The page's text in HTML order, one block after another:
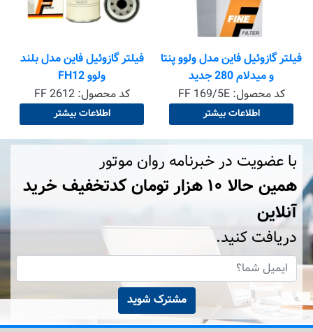
فیلتر گازوئیل فاین مدل ولوو پنتا
و میدلام 280 جدید
کد محصول:FF 169/5E
اطلاعات بیشتر
فیلتر گازوئیل فاین مدل بلند
ولوو FH12
کد محصول:FF 2612
اطلاعات بیشتر
با عضویت در خبرنامه روان موتور
همین حالا ۱۰ هزار تومان کد‌تخفیف خرید
آنلاین
دریافت کنید.
مشترک شوید